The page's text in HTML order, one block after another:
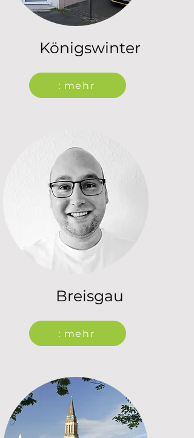
Königswinter
: mehr
Breisgau
: mehr